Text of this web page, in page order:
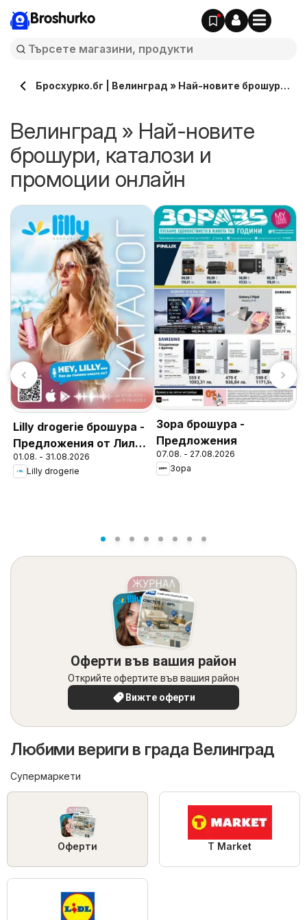
Broshurko
Бросхурко.бг | Велинград » Най-новите брошури,
Велинград » Най-новите
брошури, каталози и
промоции онлайн
Lilly drogerie брошура -
Предложения от Лили
Дрогерие
01.08. - 31.08.2026
Lilly drogerie
Зора брошура -
Предложения
07.08. - 27.08.2026
Зора
Оферти във вашия район
Открийте офертите във вашия район
Вижте оферти
Любими вериги в града Велинград
Супермаркети
Оферти T Market